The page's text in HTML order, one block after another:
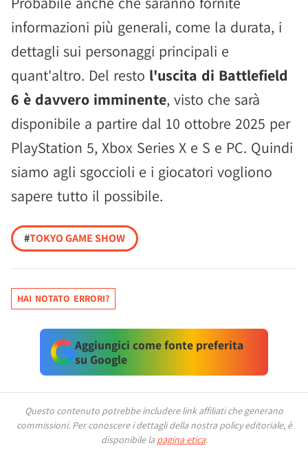
informazioni più generali, come la durata, i
dettagli sui personaggi principali e
quant'altro. Del resto l'uscita di Battlefield
6 è davvero imminente, visto che sarà
disponibile a partire dal 10 ottobre 2025 per
PlayStation 5, Xbox Series X e S e PC. Quindi
siamo agli sgoccioli e i giocatori vogliono
sapere tutto il possibile.
#TOKYO GAME SHOW
HAI NOTATO ERRORI?
Aggiungici come fonte preferita
su Google
Questo contenuto potrebbe includere link affiliati che generano
commissioni. Per conoscere i dettagli della nostra policy editoriale, è
disponibile la pagina etica.